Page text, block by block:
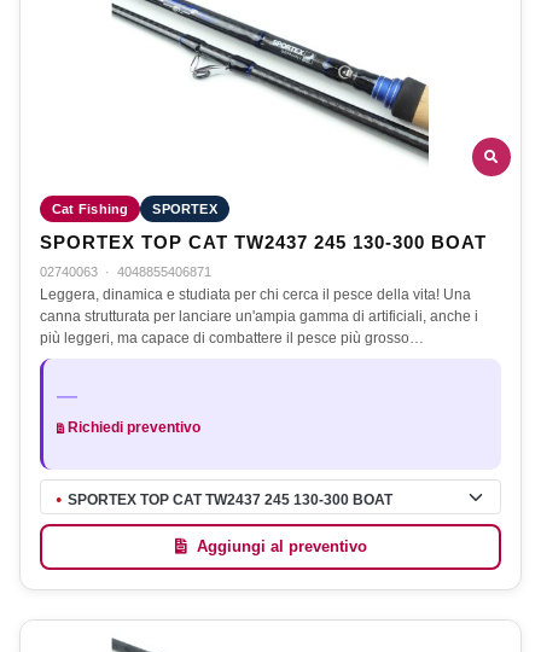
Cat Fishing SPORTEX
SPORTEX TOP CAT TW2437 245 130-300 BOAT
02740063 · 4048855406871
Leggera, dinamica e studiata per chi cerca il pesce della vita! Una
canna strutturata per lanciare un'ampia gamma di artificiali, anche i
più leggeri, ma capace di combattere il pesce più grosso…
—
Richiedi preventivo
● SPORTEX TOP CAT TW2437 245 130-300 BOAT
Aggiungi al preventivo